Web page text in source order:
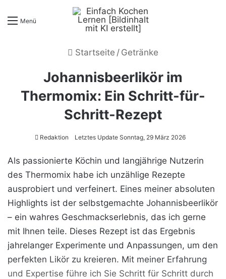
Menü
Startseite / Getränke
Johannisbeerlikör im
Thermomix: Ein Schritt-für-
Schritt-Rezept
Redaktion Letztes Update Sonntag, 29 März 2026
Als passionierte Köchin und langjährige Nutzerin
des Thermomix habe ich unzählige Rezepte
ausprobiert und verfeinert. Eines meiner absoluten
Highlights ist der selbstgemachte Johannisbeerlikör
– ein wahres Geschmackserlebnis, das ich gerne
mit Ihnen teile. Dieses Rezept ist das Ergebnis
jahrelanger Experimente und Anpassungen, um den
perfekten Likör zu kreieren. Mit meiner Erfahrung
und Expertise führe ich Sie Schritt für Schritt durch